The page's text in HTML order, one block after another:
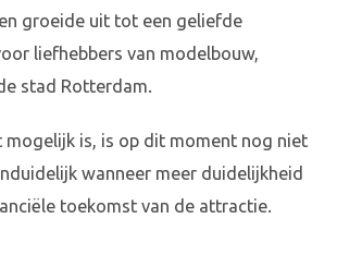
groeide uit tot een geliefde
liefhebbers van modelbouw,
stad Rotterdam.
is, is op dit moment nog niet
wanneer meer duidelijkheid
toekomst van de attractie.